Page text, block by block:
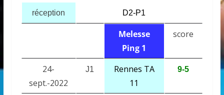
réception D2-P1
Melesse
Ping 1
score
24-
sept.-2022
J1
Rennes TA
11
9-5